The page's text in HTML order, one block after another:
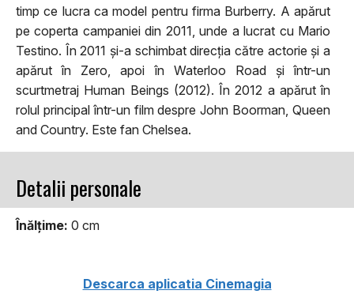
timp ce lucra ca model pentru firma Burberry. A apărut
pe coperta campaniei din 2011, unde a lucrat cu Mario
Testino. În 2011 și-a schimbat direcția către actorie și a
apărut în Zero, apoi în Waterloo Road și într-un
scurtmetraj Human Beings (2012). În 2012 a apărut în
rolul principal într-un film despre John Boorman, Queen
and Country. Este fan Chelsea.
Detalii personale
Înălţime: 0 cm
Descarca aplicatia Cinemagia